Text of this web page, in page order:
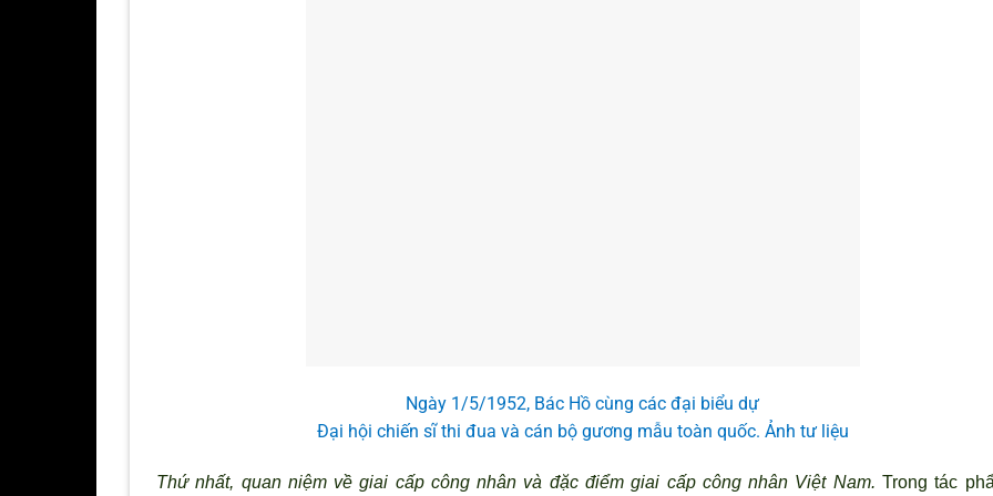
Ngày 1/5/1952, Bác Hồ cùng các đại biểu dự
Đại hội chiến sĩ thi đua và cán bộ gương mẫu toàn quốc. Ảnh tư liệu
Thứ nhất, quan niệm về giai cấp công nhân và đặc điểm giai cấp công nhân Việt Nam. Trong tác